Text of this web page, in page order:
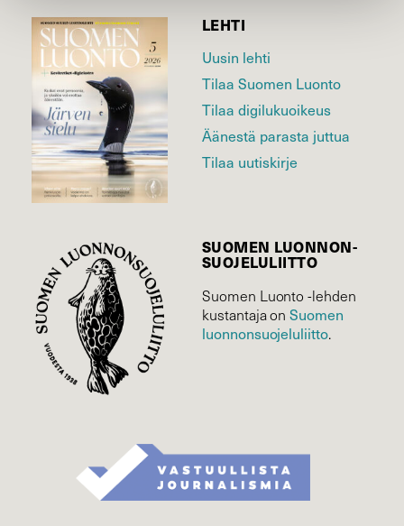
LEHTI
Uusin lehti
Tilaa Suomen Luonto
Tilaa digilukuoikeus
Äänestä parasta juttua
Tilaa uutiskirje
SUOMEN LUONNON­
SUOJELU­LIITTO
Suomen Luonto -lehden
kustantaja onSuomen
luonnonsuojelu­liitto.